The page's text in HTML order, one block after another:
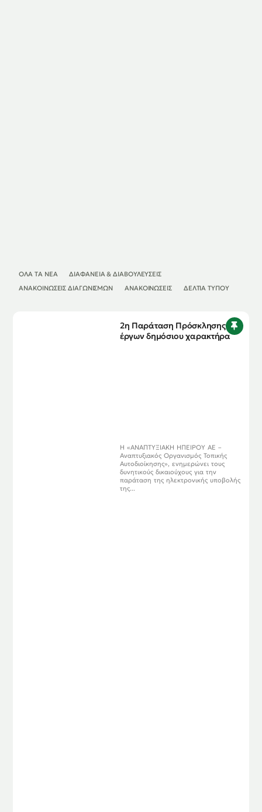
ΌΛΑ ΤΑ ΝΈΑ
ΔΙΑΦΆΝΕΙΑ & ΔΙΑΒΟΥΛΕΎΣΕΙΣ
ΑΝΑΚΟΙΝΏΣΕΙΣ ΔΙΑΓΩΝΙΣΜΏΝ
ΑΝΑΚΟΙΝΏΣΕΙΣ ΔΕΛΤΊΑ ΤΎΠΟΥ
2η Παράταση Πρόσκλησης
έργων δημόσιου χαρακτήρα
Η «ΑΝΑΠΤΥΞΙΑΚΗ ΗΠΕΙΡΟΥ ΑΕ –
Αναπτυξιακός Οργανισμός Τοπικής
Αυτοδιοίκησης», ενημερώνει τους
δυνητικούς δικαιούχους για την
παράταση της ηλεκτρονικής υποβολής
της...